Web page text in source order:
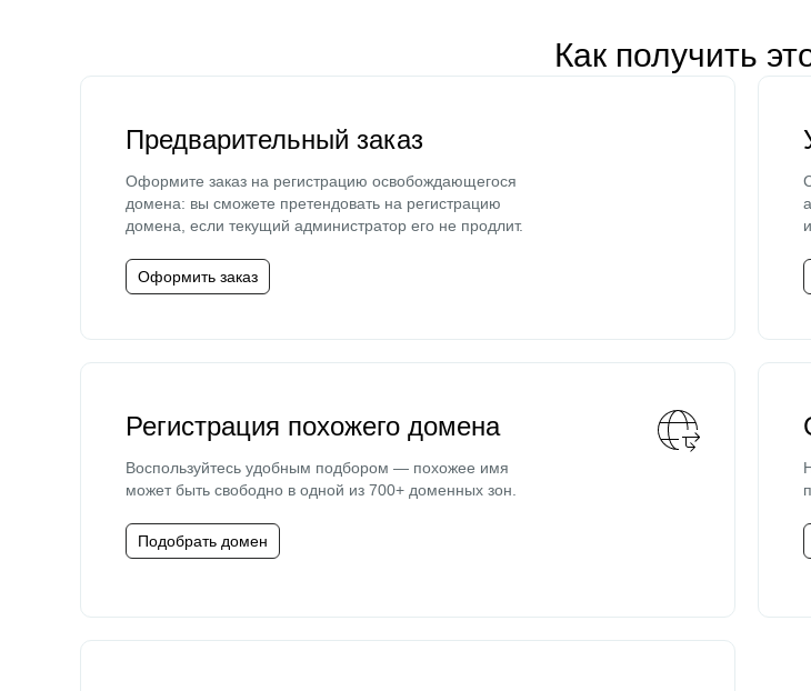
Как получить
Предварительный заказ
Оформите заказ на регистрацию освобождающегося
домена: вы сможете претендовать на регистрацию
домена, если текущий администратор его не продлит.
Оформить заказ
Регистрация похожего домена
Воспользуйтесь удобным подбором — похожее имя
может быть свободно в одной из 700+ доменных зон.
Подобрать домен